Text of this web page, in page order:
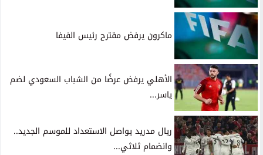
ماكرون يرفض مقترح رئيس الفيفا
الأهلي يرفض عرضًا من الشباب السعودي لضم
ياسر...
ريال مدريد يواصل الاستعداد للموسم الجديد..
وانضمام ثلاثي...